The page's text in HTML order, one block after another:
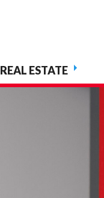
REAL ESTATE